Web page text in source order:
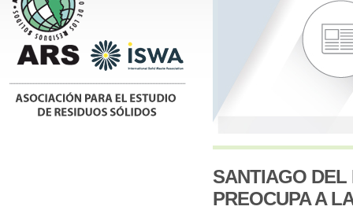
SANTIAGO DEL
PREOCUPA A